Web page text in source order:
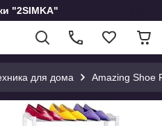
"2SIMKA"
для дома Amazing Shoe